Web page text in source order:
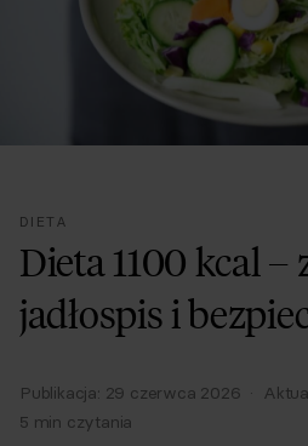
DIETA
Dieta 1100 kcal –
jadłospis i
Publikacja: 29 czerwca 2026 ·
5 min czytania